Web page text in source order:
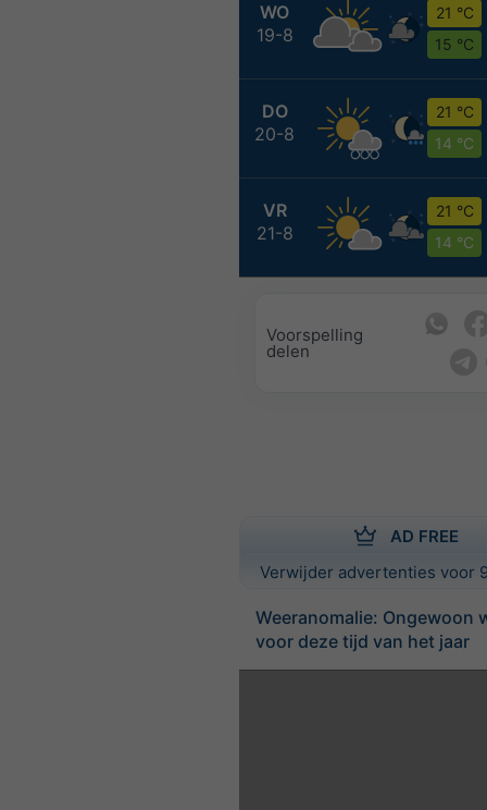
WO
19-8
21 °C
15 °C
DO
20-8
21 °C
14 °C
VR
21-8
21 °C
14 °C
Voorspelling
delen
AD FREE
Verwijder advertenties voor
Weeranomalie: Ongewoon
voor deze tijd van het jaar